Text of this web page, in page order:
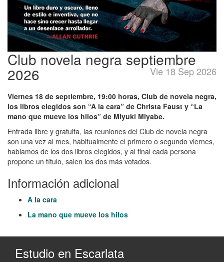
Club novela negra septiembre
2026 Vie 18 Sep 2026
Viernes 18 de septiembre, 19:00 horas, Club de novela negra,
los libros elegidos son “A la cara” de Christa Faust y “La
mano que mueve los hilos” de Miyuki Miyabe.
Entrada libre y gratuita, las reuniones del Club de novela negra
son una vez al mes, habitualmente el primero o segundo viernes,
hablamos de los dos libros elegidos, y al final cada persona
propone un título, salen los dos más votados.
Información adicional
A la cara
La mano que mueve los hilos
Estudio en Escarlata